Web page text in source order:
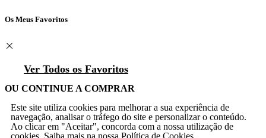
Os Meus Favoritos
Ver Todos os Favoritos
OU CONTINUE A COMPRAR
Este site utiliza cookies para melhorar a sua experiência de
navegação, analisar o tráfego do site e personalizar o conteúdo.
Ao clicar em "Aceitar", concorda com a nossa utilização de
cookies. Saiba mais na nossa Política de Cookies.